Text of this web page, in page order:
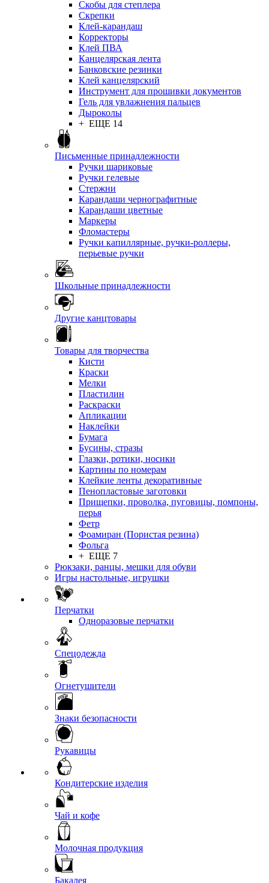
Скобы для степлера
Скрепки
Клей-карандаш
Корректоры
Клей ПВА
Канцелярская лента
Банковские резинки
Клей канцелярский
Инструмент для прошивки документов
Гель для увлажнения пальцев
Дыроколы
+ ЕЩЕ 14
Письменные принадлежности
Ручки шариковые
Ручки гелевые
Стержни
Карандаши чернографитные
Карандаши цветные
Маркеры
Фломастеры
Ручки капиллярные, ручки-роллеры,
перьевые ручки
Школьные принадлежности
Другие канцтовары
Товары для творчества
Кисти
Краски
Мелки
Пластилин
Раскраски
Апликации
Наклейки
Бумага
Бусины, стразы
Глазки, ротики, носики
Картины по номерам
Клейкие ленты декоративные
Пенопластовые заготовки
Прищепки, проволка, пуговицы, помпоны,
перья
Фетр
Фоамиран (Пористая резина)
Фольга
+ ЕЩЕ 7
Рюкзаки, ранцы, мешки для обуви
Игры настольные, игрушки
Перчатки
Одноразовые перчатки
Спецодежда
Огнетушители
Знаки безопасности
Рукавицы
Кондитерские изделия
Чай и кофе
Молочная продукция
Бакалея